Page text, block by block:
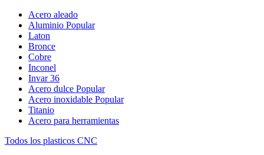
Acero aleado
Aluminio Popular
Laton
Bronce
Cobre
Inconel
Invar 36
Acero dulce Popular
Acero inoxidable Popular
Titanio
Acero para herramientas
Todos los plasticos CNC